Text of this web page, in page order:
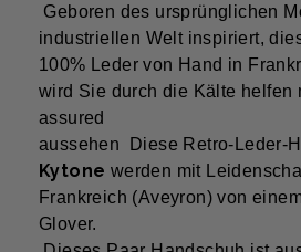
Geboren des ursprünglichen
industriellen Welt inspiriert,
100% Leder von Hand in
wird Sie durch die Kälte helfen
assured
aussehen Diese Retro-Leder-
Kytone werden mit
Frankreich (Aveyron) von
Glover.